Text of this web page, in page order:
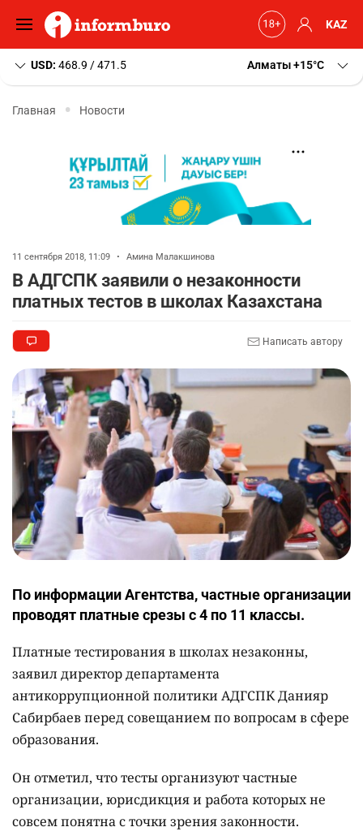
KAZ
USD: 468.9 / 471.5 Алматы+15 C
Главная Новости
11 сентября 2018, 11:09 • Амина Малакшинова
В АДГСПК заявили о незаконности
платных тестов в школах Казахстана
Написать автору
По информации Агентства, частные организации
проводят платные срезы с 4 по 11 классы.
Платные тестирования в школах незаконны,
заявил директор департамента
антикоррупционной политики АДГСПК Данияр
Сабирбаев перед совещанием по вопросам в сфере
образования.
Он отметил, что тесты организуют частные
организации, юрисдикция и работа которых не
совсем понятна с точки зрения законности.